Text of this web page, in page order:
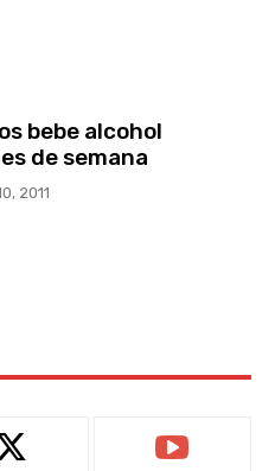
bebe alcohol
de semana
2011